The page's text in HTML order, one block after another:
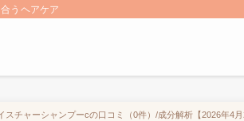
うヘアケア
スチャーシャンプーcの口コミ（0件）/成分解析【2026年4月